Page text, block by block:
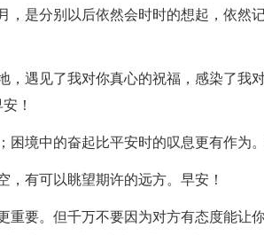
，是分别以后依然会时时的想起，依然
，遇见了我对你真心的祝福，感染了我
！
境中的奋起比平安时的叹息更有作为。
，有可以眺望期许的远方。早安！
重要。但千万不要因为对方有态度能让